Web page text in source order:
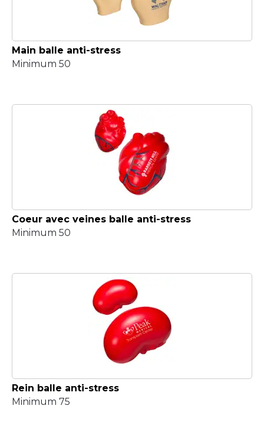
Main balle anti-stress
Minimum 50
Coeur avec veines balle anti-stress
Minimum 50
Rein balle anti-stress
Minimum 75